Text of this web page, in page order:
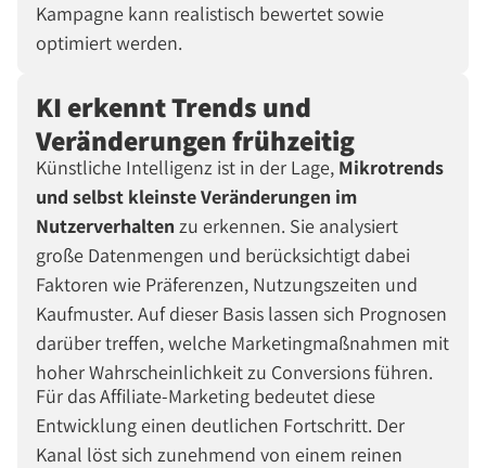
Kampagne kann realistisch bewertet sowie
optimiert werden.
KI erkennt Trends und
Veränderungen frühzeitig
Künstliche Intelligenz ist in der Lage, Mikrotrends
und selbst kleinste Veränderungen im
Nutzerverhalten zu erkennen. Sie analysiert
große Datenmengen und berücksichtigt dabei
Faktoren wie Präferenzen, Nutzungszeiten und
Kaufmuster. Auf dieser Basis lassen sich Prognosen
darüber treffen, welche Marketingmaßnahmen mit
hoher Wahrscheinlichkeit zu Conversions führen.
Für das Affiliate-Marketing bedeutet diese
Entwicklung einen deutlichen Fortschritt. Der
Kanal löst sich zunehmend von einem reinen